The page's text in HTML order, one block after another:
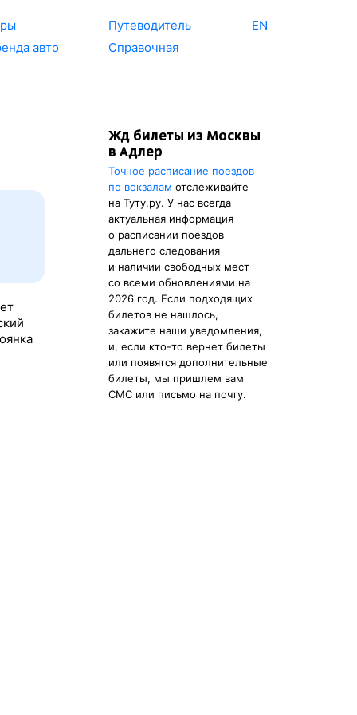
авто
Путеводитель
Справочная
EN
Жд билеты из Москвы
в Адлер
Точное расписание поездов
по вокзалам отслеживайте
на Туту.ру. У нас всегда
актуальная информация
о расписании поездов
дальнего следования
и наличии свободных мест
со всеми обновлениями на
2026 год. Если подходящих
билетов не нашлось,
закажите наши уведомления,
и, если кто-то вернет билеты
или появятся дополнительные
билеты, мы пришлем вам
СМС или письмо на почту.